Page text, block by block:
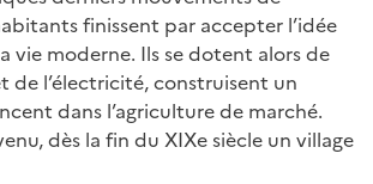
finissent par accepter l’idée
vie moderne. Ils se dotent alors de
de l’électricité, construisent un
dans l’agriculture de marché.
dès la fin du XIXe siècle un village